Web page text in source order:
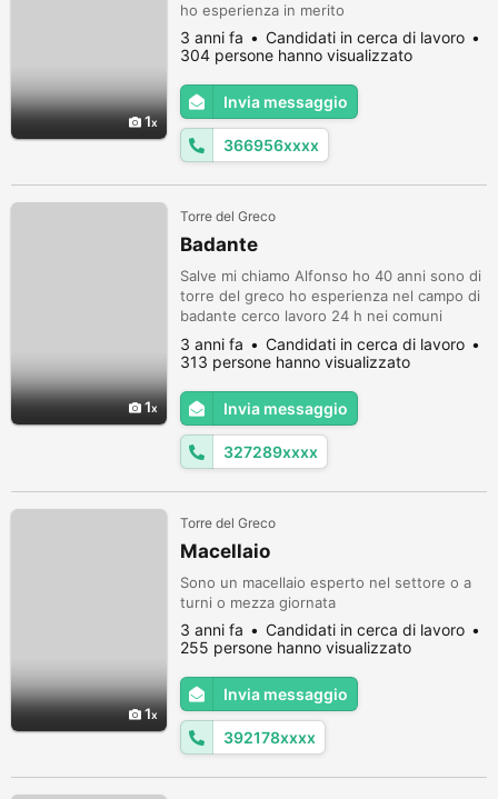
1
ho esperienza in merito
3 anni fa
Candidati in cerca di lavoro
304 persone hanno visualizzato
Invia messaggio
366956xxxx
1
Torre del Greco
Badante
Salve mi chiamo Alfonso ho 40 anni sono di
torre del greco ho esperienza nel campo di
badante cerco lavoro 24 h nei comuni
limitrofi
3 anni fa
Candidati in cerca di lavoro
313 persone hanno visualizzato
Invia messaggio
327289xxxx
1
Torre del Greco
Macellaio
Sono un macellaio esperto nel settore o a
turni o mezza giornata
3 anni fa
Candidati in cerca di lavoro
255 persone hanno visualizzato
Invia messaggio
392178xxxx